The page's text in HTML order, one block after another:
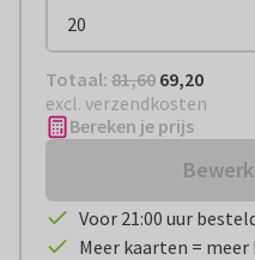
Totaal: € 69,20
Totaal: 81,60 69,20
excl. verzendkosten
Bereken je prijs
Voor 21:00 uur
Meer kaarten =